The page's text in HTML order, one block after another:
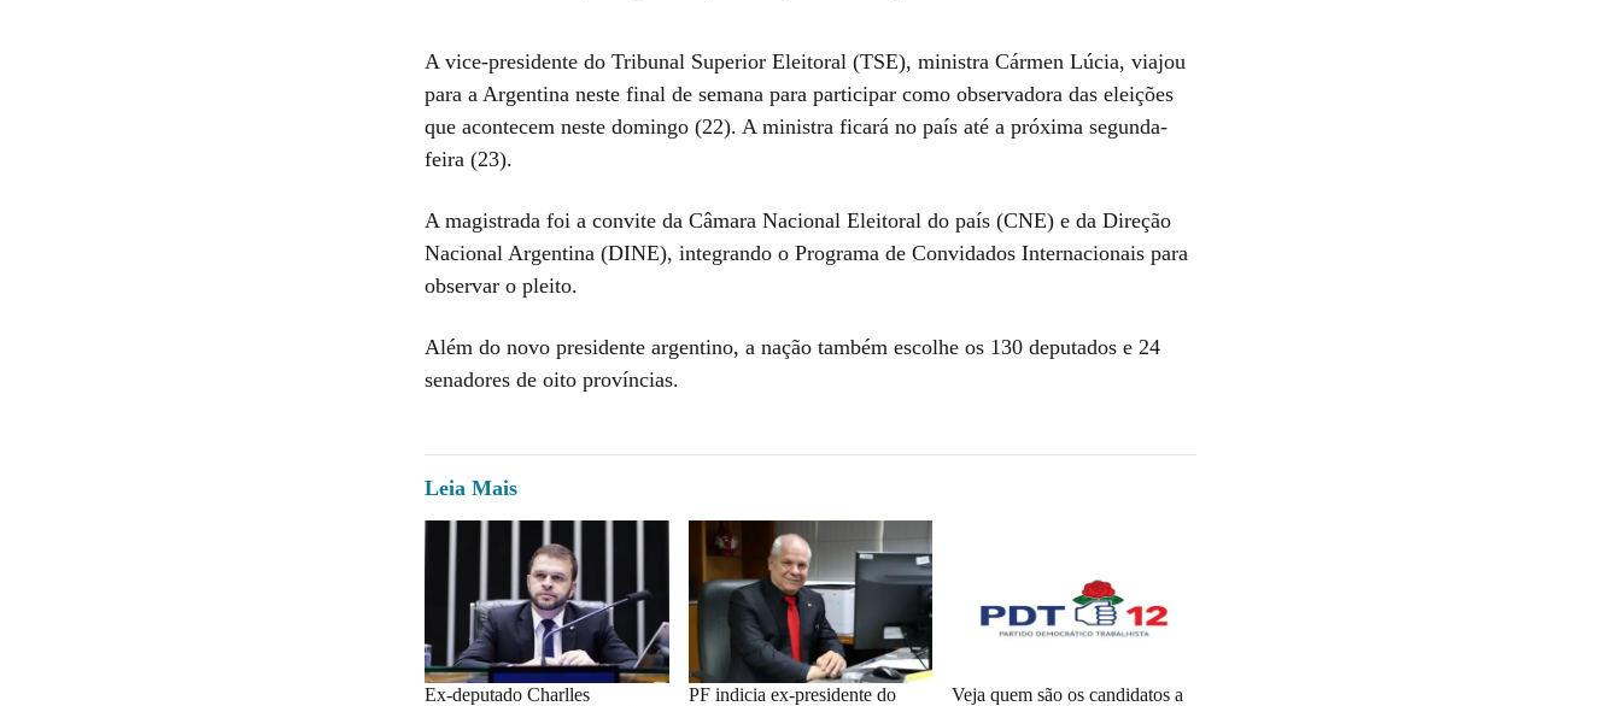
A vice-presidente do Tribunal Superior Eleitoral (TSE), ministra Cármen Lúcia, viajou
para a Argentina neste final de semana para participar como observadora das eleições
que acontecem neste domingo (22). A ministra ficará no país até a próxima segunda-
feira (23).
A magistrada foi a convite da Câmara Nacional Eleitoral do país (CNE) e da Direção
Nacional Argentina (DINE), integrando o Programa de Convidados Internacionais para
observar o pleito.
Além do novo presidente argentino, a nação também escolhe os 130 deputados e 24
senadores de oito províncias.
Leia Mais
Ex-deputado Charlles
PF indicia ex-presidente do
Veja quem são os candidatos a